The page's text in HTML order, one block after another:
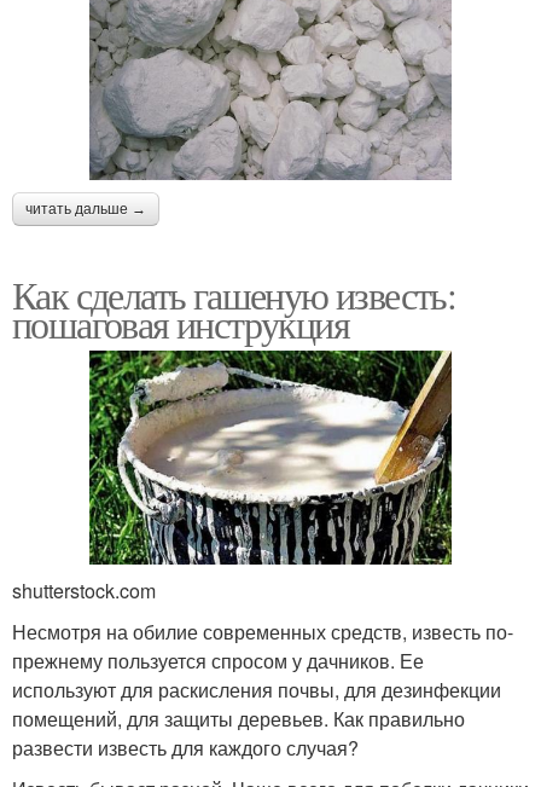
читать дальше →
Как сделать гашеную известь:
пошаговая инструкция
shutterstock.com
Несмотря на обилие современных средств, известь по-
прежнему пользуется спросом у дачников. Ее
используют для раскисления почвы, для дезинфекции
помещений, для защиты деревьев. Как правильно
развести известь для каждого случая?